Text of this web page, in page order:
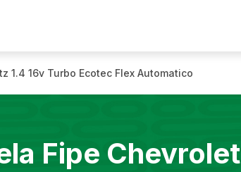
1.4 16v Turbo Ecotec Flex Automatico
Fipe Chevrolet